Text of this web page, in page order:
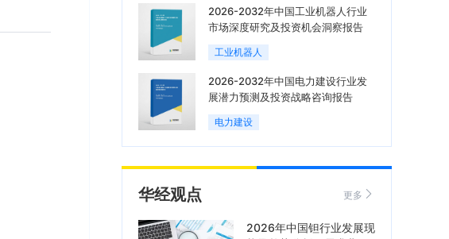
2026-2032年中国工业机器人行业
市场深度研究及投资机会洞察报告
工业机器人
2026-2032年中国电力建设行业发
展潜力预测及投资战略咨询报告
电力建设
华经观点 更多
2026年中国钽行业发展现